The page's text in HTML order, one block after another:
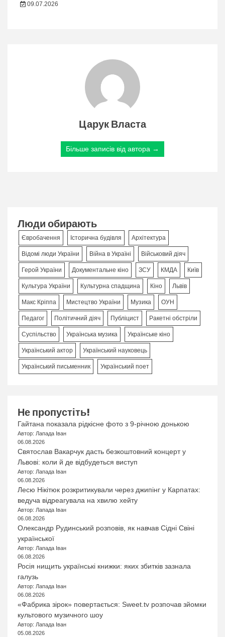
09.07.2026
Царук Власта
Більше записів від автора →
Люди обирають
Євробачення Історична будівля Архітектура
Відомі люди України Війна в Україні Військовий діяч
Герой України Документальне кіно ЗСУ КМДА Київ
Культура України Культурна спадщина Кіно Львів
Макс Кріппа Мистецтво України Музика ОУН
Педагог Політичний діяч Публіцист Ракетні обстріли
Суспільство Українська музика Українське кіно
Український актор Український науковець
Український письменник Український поет
Не пропустіть!
Гайтана показала рідкісне фото з 9-річною донькою
Автор: Лапада Іван
06.08.2026
Святослав Вакарчук дасть безкоштовний концерт у
Львові: коли й де відбудеться виступ
Автор: Лапада Іван
06.08.2026
Лесю Нікітюк розкритикували через джипінг у Карпатах:
ведуча відреагувала на хвилю хейту
Автор: Лапада Іван
06.08.2026
Олександр Рудинський розповів, як навчав Сідні Свіні
української
Автор: Лапада Іван
06.08.2026
Росія нищить українські книжки: яких збитків зазнала
галузь
Автор: Лапада Іван
06.08.2026
«Фабрика зірок» повертається: Sweet.tv розпочав зйомки
культового музичного шоу
Автор: Лапада Іван
05.08.2026